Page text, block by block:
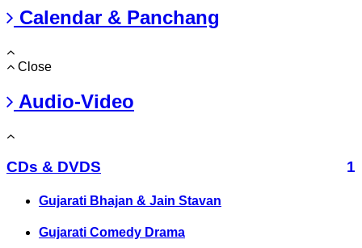
Calendar & Panchang
Close
Audio-Video
CDs & DVDS 1
Gujarati Bhajan & Jain Stavan
Gujarati Comedy Drama